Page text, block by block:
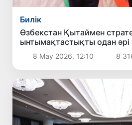
Билік
Өзбекстан Қытаймен
ынтымақтастықты одан әрі
мүдделі екенін мәлімдеді
8 Мау 2026, 12:10 8